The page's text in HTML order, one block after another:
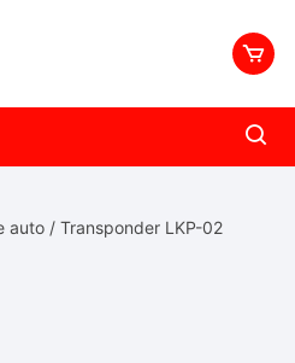
auto / Transponder LKP-02